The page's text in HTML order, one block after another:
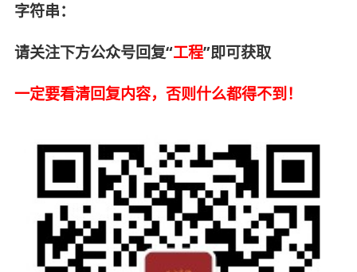
字符串：
请关注下方公众号回复“工程”即可获取
一定要看清回复内容，否则什么都得不到！